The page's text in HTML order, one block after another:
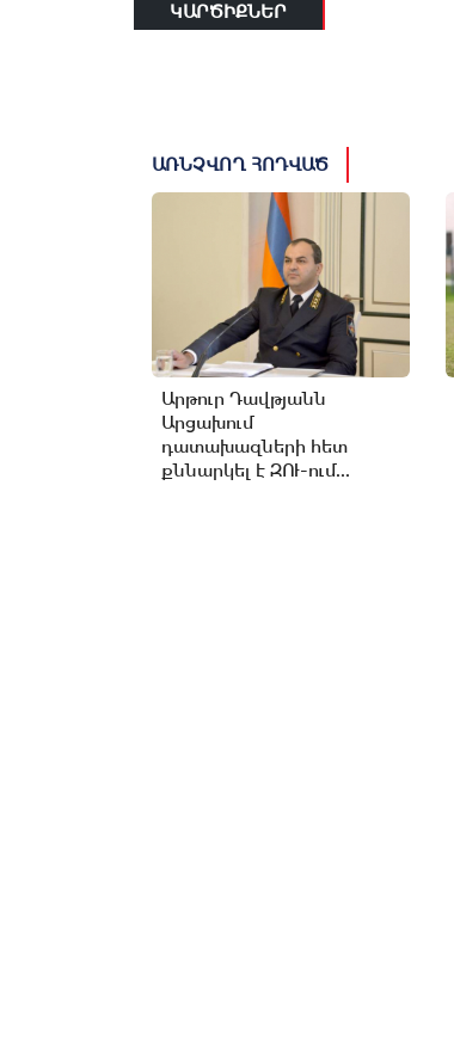
ԿԱՐԾԻՔՆԵՐ
ԱՌՆՉՎՈՂ ՀՈԴՎԱԾ
Արթուր Դավթյանն
Արցախում
դատախազների հետ
քննարկել է ԶՈՒ-ում...